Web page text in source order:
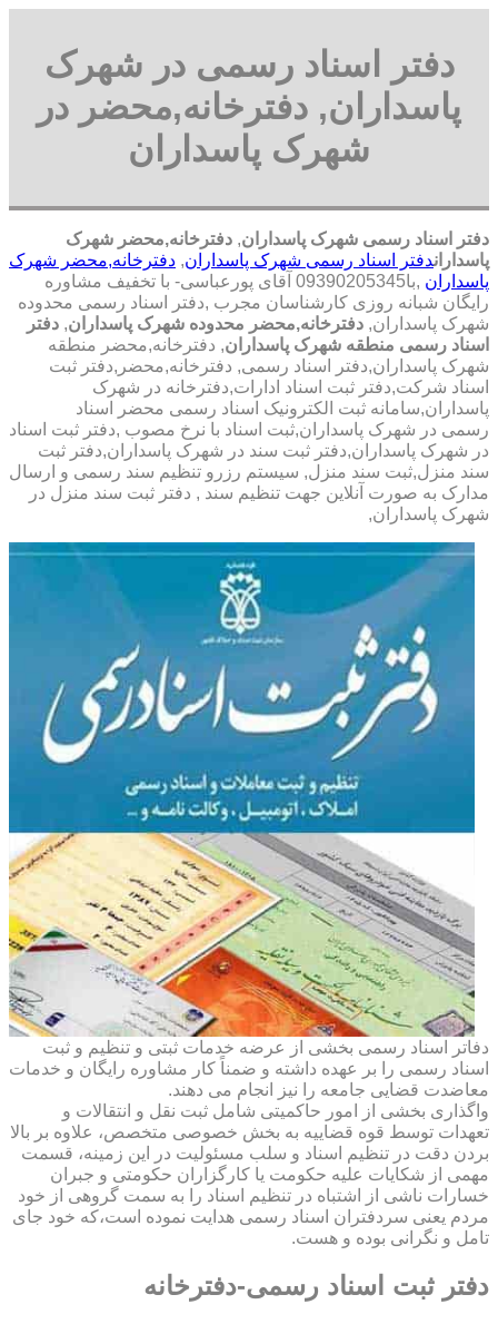
دفتر اسناد رسمی در شهرک
پاسداران, دفترخانه,محضر در
شهرک پاسداران
دفتر اسناد رسمی شهرک پاسداران, دفترخانه,محضر شهرک
پاسداراندفتر اسناد رسمی شهرک پاسداران, دفترخانه,محضر شهرک
پاسداران ,با
09390205345 آقای پورعباسی- با تخفیف مشاوره
رايگان شبانه روزی کارشناسان مجرب ,دفتر اسناد رسمی محدوده
شهرک پاسداران, دفترخانه,محضر محدوده شهرک پاسداران, دفتر
اسناد رسمی منطقه شهرک پاسداران, دفترخانه,محضر منطقه
شهرک پاسداران,دفتر اسناد رسمی, دفترخانه,محضر,دفتر ثبت
اسناد شرکت,دفتر ثبت اسناد ادارات,دفترخانه در شهرک
پاسداران,سامانه ثبت الکترونیک اسناد رسمی محضر اسناد
رسمی در شهرک پاسداران,ثبت اسناد با نرخ مصوب ,دفتر ثبت اسناد
در شهرک پاسداران,دفتر ثبت سند در شهرک پاسداران,دفتر ثبت
سند منزل,ثبت سند منزل, سیستم رزرو تنظیم سند رسمی و ارسال
مدارک به صورت آنلاین جهت تنظیم سند , دفتر ثبت سند منزل در
شهرک پاسداران,
دفاتر اسناد رسمی بخشی از عرضه خدمات ثبتی و تنظیم و ثبت
اسناد رسمی را بر عهده داشته و ضمناً کار مشاوره رایگان و خدمات
معاضدت قضایی جامعه را نیز انجام می دهند.
واگذاری بخشی از امور حاکمیتی شامل ثبت نقل و انتقالات و
تعهدات توسط قوه قضاییه به بخش خصوصی متخصص، علاوه بر بالا
بردن دقت در تنظیم اسناد و سلب مسئولیت در این زمینه، قسمت
مهمی از شکایات علیه حکومت یا کارگزاران حکومتی و جبران
خسارات ناشی از اشتباه در تنظیم اسناد را به سمت گروهی از خود
مردم یعنی سردفتران اسناد رسمی هدایت نموده است،که خود جای
تامل و نگرانی بوده و هست.
دفتر ثبت اسناد رسمی-دفترخانه